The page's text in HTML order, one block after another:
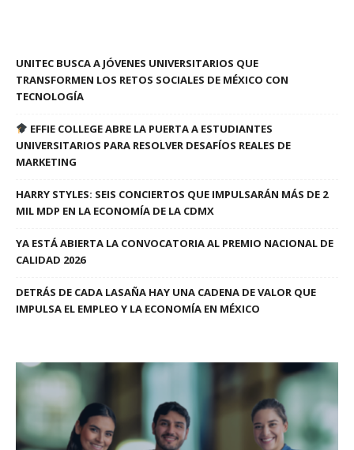
UNITEC BUSCA A JÓVENES UNIVERSITARIOS QUE
TRANSFORMEN LOS RETOS SOCIALES DE MÉXICO CON
TECNOLOGÍA
EFFIE COLLEGE ABRE LA PUERTA A ESTUDIANTES
UNIVERSITARIOS PARA RESOLVER DESAFÍOS REALES DE
MARKETING
HARRY STYLES: SEIS CONCIERTOS QUE IMPULSARÁN MÁS DE 2
MIL MDP EN LA ECONOMÍA DE LA CDMX
YA ESTÁ ABIERTA LA CONVOCATORIA AL PREMIO NACIONAL DE
CALIDAD 2026
DETRÁS DE CADA LASAÑA HAY UNA CADENA DE VALOR QUE
IMPULSA EL EMPLEO Y LA ECONOMÍA EN MÉXICO